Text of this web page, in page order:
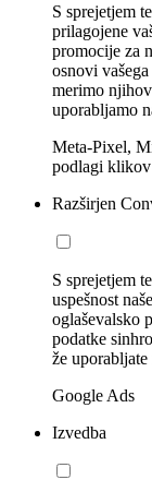
S sprejetjem
prilagojene
promocije za
osnovi
merimo
uporabljamo
Meta-Pixel,
podlagi klikov
Razširjen
S sprejetjem
uspešnost
oglaševalsko
podatke
že
Google Ads
Izvedba